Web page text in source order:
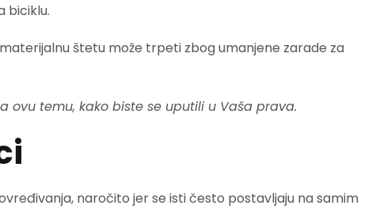
biciklu.
štetu može trpeti zbog umanjene zarade za
ovu temu, kako biste se uputili u Vaša prava.
naročito jer se isti često postavljaju na samim